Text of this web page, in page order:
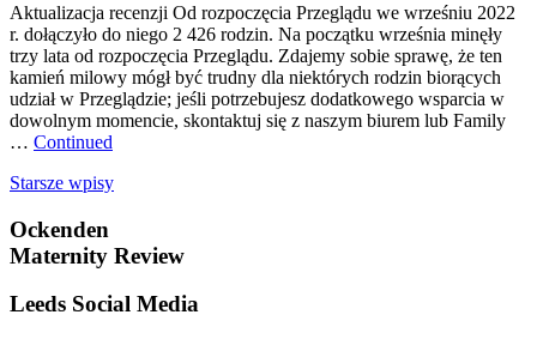
Aktualizacja recenzji Od rozpoczęcia Przeglądu we wrześniu 2022
r. dołączyło do niego 2 426 rodzin. Na początku września minęły
trzy lata od rozpoczęcia Przeglądu. Zdajemy sobie sprawę, że ten
kamień milowy mógł być trudny dla niektórych rodzin biorących
udział w Przeglądzie; jeśli potrzebujesz dodatkowego wsparcia w
dowolnym momencie, skontaktuj się z naszym biurem lub Family
… Continued
Nawigacja
po
wpisach
Starsze wpisy
Ockenden
Maternity Review
Leeds Social Media